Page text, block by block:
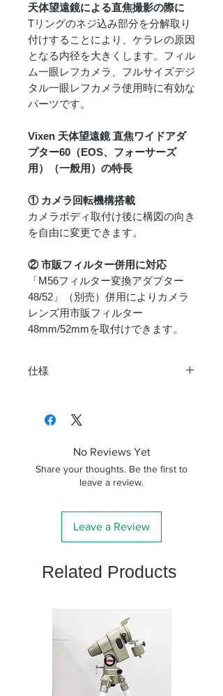
天体望遠鏡による直焦撮影の際に
Tリングのネジ込み部分を分解取り
付けすることにより、ケラレの原因
となる内径を大きくします。フィル
ム一眼レフカメラ、フルサイズデジ
タル一眼レフカメラ使用時に有効な
パーツです。
Vixen 天体望遠鏡 直焦ワイドアダ
プター60（EOS、フォーサーズ
用）（一般用）の特長
① カメラ回転機構搭載
カメラボディ取付け後に構図の向き
を自由に変更できます。
② 市販フィルター併用に対応
「M56フィルター変換アダプター
48/52」（別売）併用によりカメラ
レンズ用市販フィルター
48mm/52mmを取付けできます。
仕様
EOS、
用対応
キャノンEOS、フォ
ーサーズ
一般用
ニコン、キャノン
ムX、ミノルタ
ノルタα、ソニーE、
マイクロフォーサー
ズ、ペンタックス、コ
ニカ、ヤシカ
No Reviews Yet
Share your thoughts. Be the first to
leave a review.
Leave a Review
Related Products